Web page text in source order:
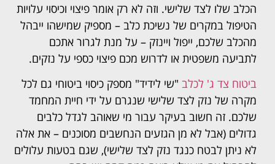
הכלב שלו לצד שלישי. וזה לא רק אומר פיצוי וכיסוי עלויות
הטיפול במקרים של נשיכת כלב – מספיק שמישהו ייבהל
מהכלב שלכם, ייפול ויינזק – על מנת לגרור אתכם
לתביעה משפטית או לדרוש מכם פיצוי כספי על נזקים.
ביטוח צד ג' לכלב "שי לידיד" מספק כיסוי ביטוחי גם לכל
מקרה של נזק לצד שלישי שנגרם על ידי חיית המחמד
שלכם. זה חשוב בעיקר עבור מי שאוהב לגדל כלבים
גדולים (אבל לא מן הגזעים הנחשבים מסוכנים – את אלה
לא ניתן לבטח כנגד נזק לצד שלישי), שגם בטעות עלולים